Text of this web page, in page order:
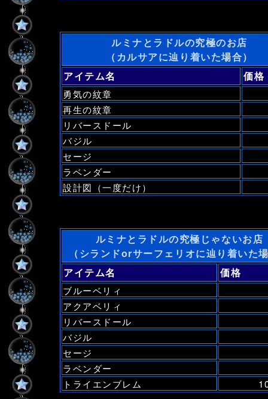
ルミナとラドルの究極のお店
（カルサアに辿り着いた場合）
アイテム名
価格
勇気の紋章
再生の紋章
リバースドール
バジル
セージ
ラベンダー
設計図（一度だけ）
ルミナとラドルの究極じゃないお店
（シランドorサーフェリオに辿り着いた
アイテム名
価格
ブルーベリィ
アクアベリィ
リバースドール
バジル
セージ
ラベンダー
トライエンブレム